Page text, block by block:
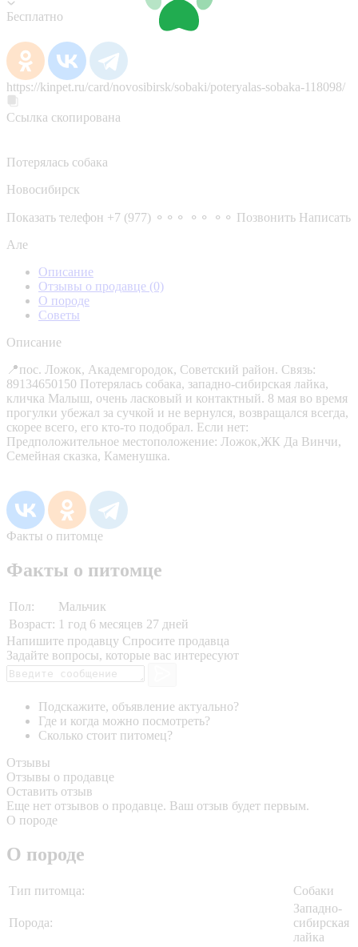
Бесплатно
https://kinpet.ru/card/novosibirsk/sobaki/poteryalas-sobaka-118098/
Ссылка скопирована
Потерялась собака
Новосибирск
Показать телефон +7 (977) ⚬⚬⚬ ⚬⚬ ⚬⚬ Позвонить Написать
Але
Описание
Отзывы о продавце (0)
О породе
Советы
Описание
📍пос. Ложок, Академгородок, Советский район. Связь:
89134650150 Потерялась собака, западно-сибирская лайка,
кличка Малыш, очень ласковый и контактный. 8 мая во время
прогулки убежал за сучкой и не вернулся, возвращался всегда,
скорее всего, его кто-то подобрал. Если нет:
Предположительное местоположение: Ложок,ЖК Да Винчи,
Семейная сказка, Каменушка.
Факты о питомце
Факты о питомце
Пол:
Мальчик
Возраст: 1 год 6 месяцев 27 дней
Напишите продавцу Спросите продавца
Задайте вопросы, которые вас интересуют
Подскажите, объявление актуально?
Где и когда можно посмотреть?
Сколько стоит питомец?
Отзывы
Отзывы о продавце
Оставить отзыв
Еще нет отзывов о продавце. Ваш отзыв будет первым.
О породе
О породе
Тип питомца: Собаки
Порода:
Западно-
сибирская
лайка